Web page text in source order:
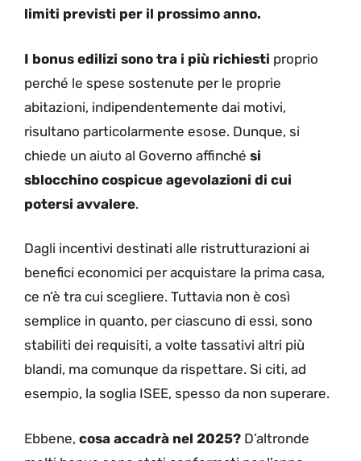
limiti previsti per il prossimo anno.
I bonus edilizi sono tra i più richiesti proprio
perché le spese sostenute per le proprie
abitazioni, indipendentemente dai motivi,
risultano particolarmente esose. Dunque, si
chiede un aiuto al Governo affinché si
sblocchino cospicue agevolazioni di cui
potersi avvalere.
Dagli incentivi destinati alle ristrutturazioni ai
benefici economici per acquistare la prima casa,
ce n’è tra cui scegliere. Tuttavia non è così
semplice in quanto, per ciascuno di essi, sono
stabiliti dei requisiti, a volte tassativi altri più
blandi, ma comunque da rispettare. Si citi, ad
esempio, la soglia ISEE, spesso da non superare.
Ebbene, cosa accadrà nel 2025? D’altronde